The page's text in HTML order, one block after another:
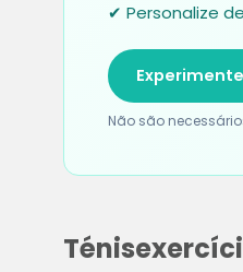
✔ Personalize
Não são